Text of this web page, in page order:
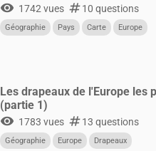
visibility 1742 vues numbers10 questions
Géographie Pays Carte Europe
Les drapeaux de l'Europe les
(partie 1)
visibility 1783 vues numbers13 questions
Géographie Europe Drapeaux